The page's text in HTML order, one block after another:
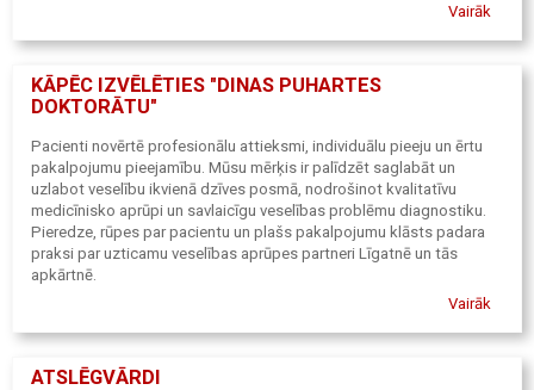
Lai nodrošinātu vispusīgu pieeju veselības aprūpei, pacientiem
pakalpojumi. Tas ļauj vienuviet saņemt gan medicīnisko palīdzību,
gan atbalstu veselīga dzīvesveida veidošanā un rehabilitācijas
Vairāk
KĀPĒC IZVĒLĒTIES "DINAS PUHARTES
DOKTORĀTU"
Pacienti novērtē profesionālu attieksmi, individuālu pieeju un ērtu
pakalpojumu pieejamību. Mūsu mērķis ir palīdzēt saglabāt un
uzlabot veselību ikvienā dzīves posmā, nodrošinot kvalitatīvu
medicīnisko aprūpi un savlaicīgu veselības problēmu diagnostiku.
Pieredze, rūpes par pacientu un plašs pakalpojumu klāsts padara
praksi par uzticamu veselības aprūpes partneri Līgatnē un tās
apkārtnē.
Vairāk
ATSLĒGVĀRDI